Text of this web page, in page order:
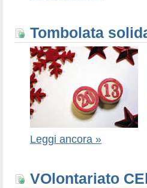
Tombolata
Leggi ancora »
VOlontariato